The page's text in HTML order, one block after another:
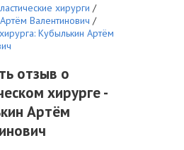
хирурги /
Валентинович /
Кубылькин Артём
отзыв о
хирурге -
Артём